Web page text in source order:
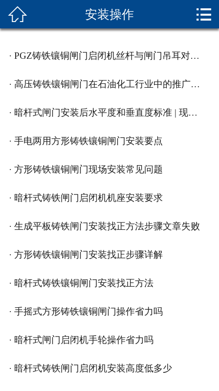
规范参数
安装操作
维护保养
相关知识
 安装操作 
· PGZ铸铁镶铜闸门启闭机丝杆与闸门吊耳对中安装
· 高压铸铁镶铜闸门在石油化工行业中的推广案例 | 稳定运行保障
· 暗杆式闸门安装后水平度和垂直度标准 | 现场实测数据分享
· 手电两用方形铸铁镶铜闸门安装要点
· 方形铸铁镶铜闸门现场安装常见问题
· 暗杆式铸铁闸门启闭机机座安装要求
· 生成平板铸铁闸门安装找正方法步骤文章失败
· 方形铸铁镶铜闸门安装找正步骤详解
· 暗杆式铸铁镶铜闸门安装找正方法
· 手摇式方形铸铁镶铜闸门操作省力吗
· 暗杆式闸门启闭机手轮操作省力吗
· 暗杆式铸铁闸门启闭机安装高度低多少